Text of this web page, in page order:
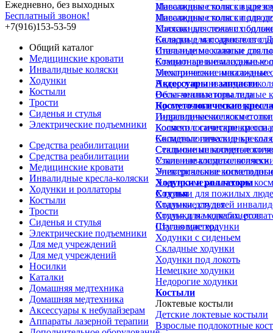
Ежедневно, без выходных
Бесплатный звонок!
+7(916)153-53-59
Общий каталог
Медицинские кровати
Инвалидные коляски
Ходунки
Костыли
Трости
Сиденья и стулья
Электрические подъемники
Средства реабилитации
Средства реабилитации
Медицинские кровати
Инвалидные кресла-коляски
Ходунки и роллаторы
Костыли
Трости
Сиденья и стулья
Электрические подъемники
Для мед учреждений
Для мед учреждений
Носилки
Каталки
Домашняя медтехника
Домашняя медтехника
Аксессуары к небулайзерам
Аппараты лазерной терапии
Инвалидные коляски для
Инвалидные коляски для
Коляски для лежачих
Коляски для подростков с
Инвалидные коляски для
Комнатные инвалидные
Механические инвалидные
Недорогие инвалидные
Облегченные инвалидные
Прогулочные инвалидные
Инвалидные коляски с
Коляски с санитарным
Складные инвалидные
Стальные инвалидные
Узкие инвалидные коляски
Универсальные
Ходунки и роллаторы
Ходунки для пожилых
Ходунки для детей
Ходунки на колесах,
Шагающие ходунки
Ходунки с сиденьем
Складные ходунки
Ходунки под локоть
Немецкие ходунки
Недорогие ходунки
Костыли
Локтевые костыли
Детские локтевые костыли
Взрослые подлокотные
Массажные столы с
Массажные столы с
Массажные столы с
Складные массажные столы
Стальные массажные столы
Стационарные массажные
Электрические массажные
Аксессуары и запчасти
Весы-анализаторы тела
Косметологические кресла
Гидравлические
Косметологические кресла
Косметологические кресла
Секционные
Стальные
Электрические
Электро-механические
Стулья
Стальные стулья
Стулья для медкабинетов
Стулья мастера